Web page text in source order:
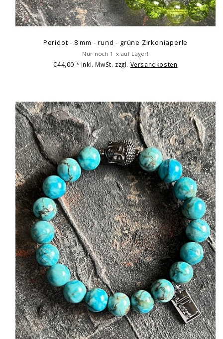
Peridot - 8 mm - rund - grüne Zirkoniaperle
Nur noch 1 x auf Lager!
€44,00 * Inkl. MwSt. zzgl. Versandkosten